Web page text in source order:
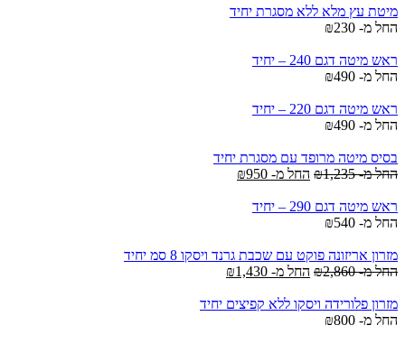
מיטת עץ מלא ללא מסגרת יחיד
החל מ-
₪230
ראש מיטה דגם 240 – יחיד
החל מ-
₪490
ראש מיטה דגם 220 – יחיד
החל מ-
₪490
בסיס מיטה מרופד עם מסגרת יחיד
החל מ-
₪1,235 החל מ- ₪950
ראש מיטה דגם 290 – יחיד
החל מ-
₪540
מזרון אריזונה פוקט עם שכבת גרנד ויסקו 8 סמ יחיד
החל מ-
₪2,860 החל מ- ₪1,430
מזרון פלורידה ויסקו ללא קפיצים יחיד
החל מ-
₪800